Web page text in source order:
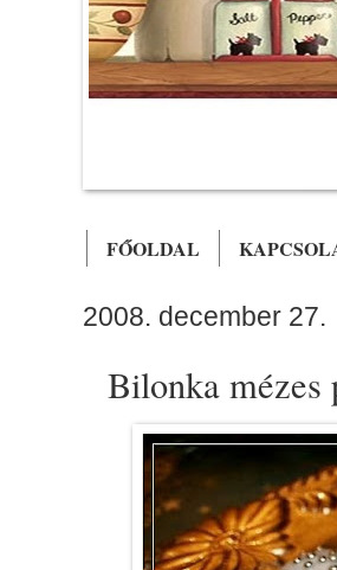
FŐOLDAL
2008. december 27.
Bilonka mézes